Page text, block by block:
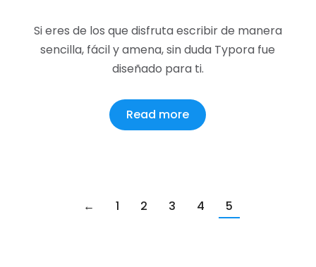
Si eres de los que disfruta escribir de manera
sencilla, fácil y amena, sin duda Typora fue
diseñado para ti.
Read more
← 1 2 3 4 5